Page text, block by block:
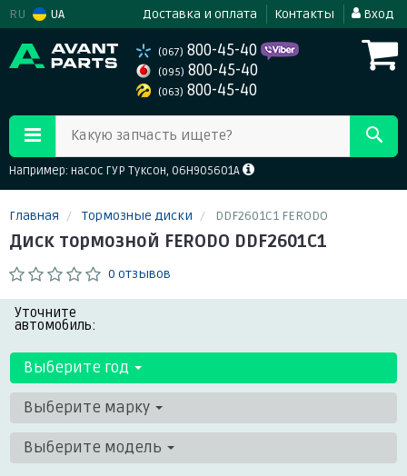
RU UA Доставка и оплата Контакты Вход
(067) 800-45-40
(095) 800-45-40
(063) 800-45-40
Какую запчасть ищете?
Например: насос ГУР Туксон, 06H905601A
Главная Тормозные диски DDF2601C1 FERODO
Диск тормозной FERODO DDF2601C1
0 отзывов
Уточните
автомобиль:
Выберите год
Выберите марку
Выберите модель